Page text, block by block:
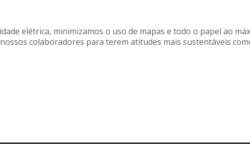
elétrica, minimizamos o uso de mapas e todo o papel ao
colaboradores para terem atitudes mais sustentáveis